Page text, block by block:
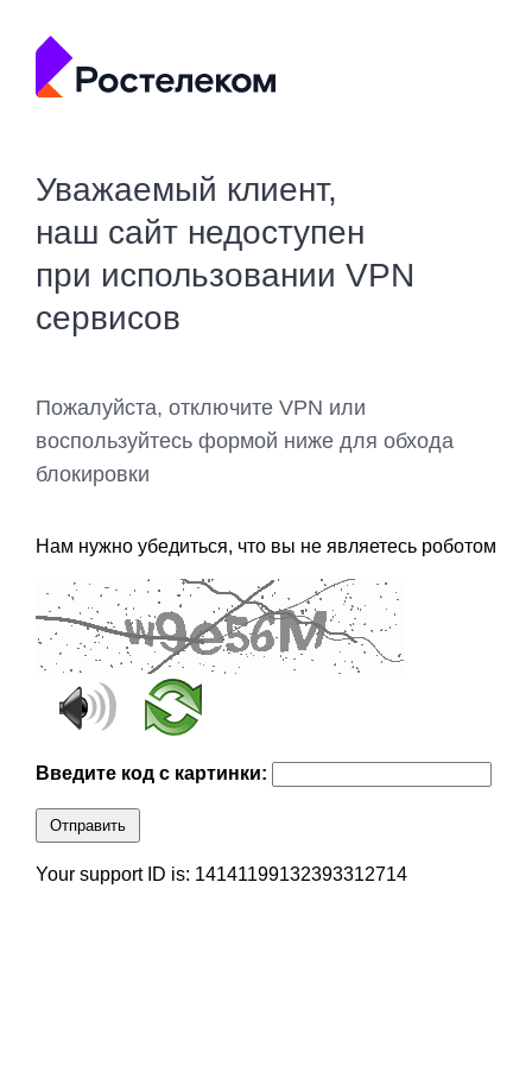
Уважаемый клиент,
наш сайт недоступен
при использовании VPN
сервисов
Пожалуйста, отключите VPN или
воспользуйтесь формой ниже для обхода
блокировки
Нам нужно убедиться, что вы не являетесь роботом
Введите код с картинки:
Отправить
Your support ID is: 14141199132393312714